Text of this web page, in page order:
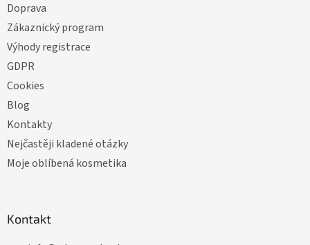
Doprava
Zákaznický program
Výhody registrace
GDPR
Cookies
Blog
Kontakty
Nejčastěji kladené otázky
Moje oblíbená kosmetika
Kontakt